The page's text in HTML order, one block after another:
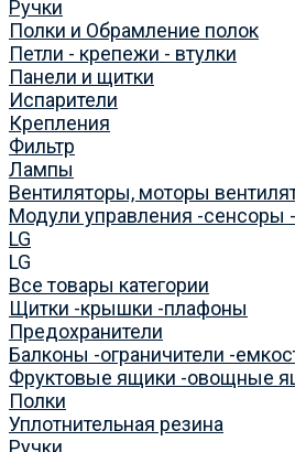
Ручки
Полки и Обрамление полок
Петли - крепежи - втулки
Панели и щитки
Испарители
Крепления
Фильтр
Лампы
Вентиляторы, моторы
Модули управления -сенсоры
LG
LG
Все товары категории
Щитки -крышки -плафоны
Предохранители
Балконы -ограничители -
Фруктовые ящики -овощные
Полки
Уплотнительная резина
Ручки